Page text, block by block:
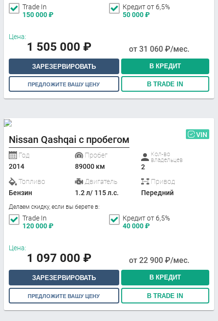
Trade In
150 000₽
Кредит от 6,5%
50 000₽
Цена:
1 505 000 ₽ от 31 060 ₽/мес.
ЗАРЕЗЕРВИРОВАТЬ В КРЕДИТ
ПРЕДЛОЖИТЕ ВАШУ ЦЕНУ В TRADE IN
Nissan Qashqai с пробегом VIN
Год
2014
Пробег
89000 км
Кол-во
владельцев
2
Топливо
Бензин
Двигатель
1.2 л/ 115 л.с.
Привод
Передний
Делаем скидку, если вы берете в:
Trade In
120 000₽
Кредит от 6,5%
40 000₽
Цена:
1 097 000 ₽ от 22 900 ₽/мес.
ЗАРЕЗЕРВИРОВАТЬ В КРЕДИТ
ПРЕДЛОЖИТЕ ВАШУ ЦЕНУ В TRADE IN